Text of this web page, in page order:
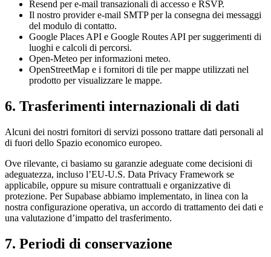
Resend per e-mail transazionali di accesso e RSVP.
Il nostro provider e-mail SMTP per la consegna dei messaggi
del modulo di contatto.
Google Places API e Google Routes API per suggerimenti di
luoghi e calcoli di percorsi.
Open-Meteo per informazioni meteo.
OpenStreetMap e i fornitori di tile per mappe utilizzati nel
prodotto per visualizzare le mappe.
6. Trasferimenti internazionali di dati
Alcuni dei nostri fornitori di servizi possono trattare dati personali al
di fuori dello Spazio economico europeo.
Ove rilevante, ci basiamo su garanzie adeguate come decisioni di
adeguatezza, incluso l’EU-U.S. Data Privacy Framework se
applicabile, oppure su misure contrattuali e organizzative di
protezione. Per Supabase abbiamo implementato, in linea con la
nostra configurazione operativa, un accordo di trattamento dei dati e
una valutazione d’impatto del trasferimento.
7. Periodi di conservazione